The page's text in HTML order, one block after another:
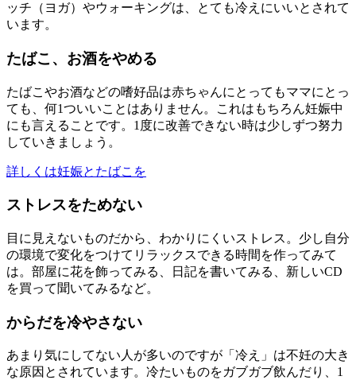
ッチ（ヨガ）やウォーキングは、とても冷えにいいとされて
います。
たばこ、お酒をやめる
たばこやお酒などの嗜好品は赤ちゃんにとってもママにとっ
ても、何1ついいことはありません。これはもちろん妊娠中
にも言えることです。1度に改善できない時は少しずつ努力
していきましょう。
詳しくは妊娠とたばこを
ストレスをためない
目に見えないものだから、わかりにくいストレス。少し自分
の環境で変化をつけてリラックスできる時間を作ってみて
は。部屋に花を飾ってみる、日記を書いてみる、新しいCD
を買って聞いてみるなど。
からだを冷やさない
あまり気にしてない人が多いのですが「冷え」は不妊の大き
な原因とされています。冷たいものをガブガブ飲んだり、1